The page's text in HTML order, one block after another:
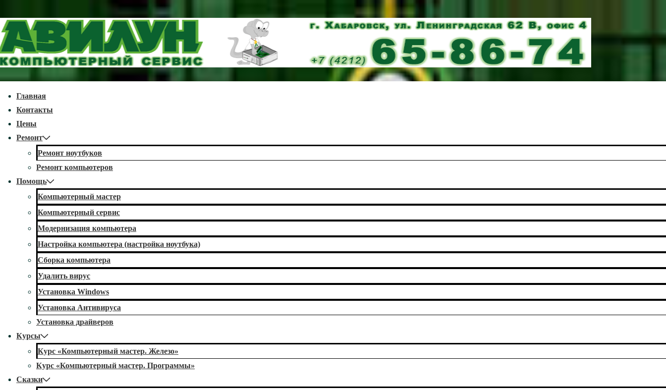
Перейти
к
основному
содержимому
Главная
Контакты
Цены
Ремонт
Ремонт ноутбуков
Ремонт компьютеров
Помощь
Компьютерный мастер
Компьютерный сервис
Модернизация компьютера
Настройка компьютера (настройка ноутбука)
Сборка компьютера
Удалить вирус
Установка Windows
Установка Антивируса
Установка драйверов
Курсы
Курс «Компьютерный мастер. Железо»
Курс «Компьютерный мастер. Программы»
Сказки